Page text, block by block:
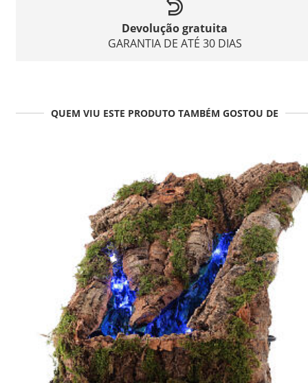
Devolução gratuita
GARANTIA DE ATÉ 30 DIAS
QUEM VIU ESTE PRODUTO TAMBÉM GOSTOU DE